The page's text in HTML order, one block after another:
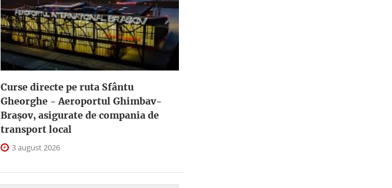
Curse directe pe ruta Sfântu
Gheorghe - Aeroportul Ghimbav-
Braşov, asigurate de compania de
transport local
3 august 2026